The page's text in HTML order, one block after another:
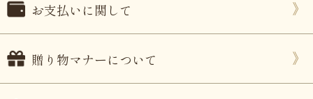
お支払いに関して
贈り物マナーについて